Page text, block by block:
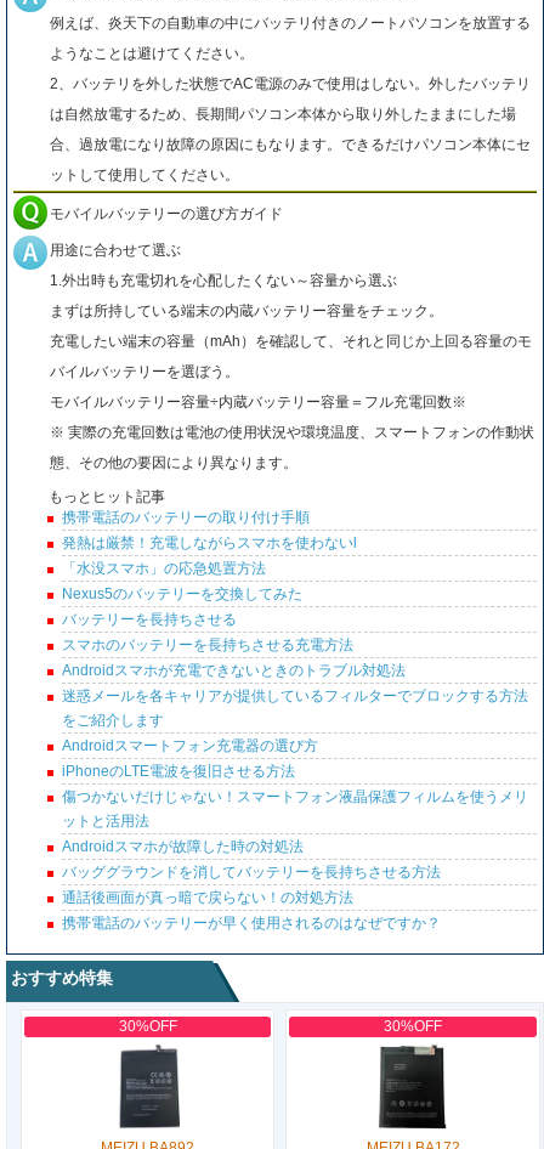
例えば、炎天下の自動車の中にバッテリ付きのノートパソコンを放置する
ようなことは避けてください。
2、バッテリを外した状態でAC電源のみで使用はしない。外したバッテリ
は自然放電するため、長期間パソコン本体から取り外したままにした場
合、過放電になり故障の原因にもなります。できるだけパソコン本体にセ
ットして使用してください。
モバイルバッテリーの選び方ガイド
用途に合わせて選ぶ
1.外出時も充電切れを心配したくない～容量から選ぶ
まずは所持している端末の内蔵バッテリー容量をチェック。
充電したい端末の容量（mAh）を確認して、それと同じか上回る容量のモ
バイルバッテリーを選ぼう。
モバイルバッテリー容量÷内蔵バッテリー容量＝フル充電回数※
※ 実際の充電回数は電池の使用状況や環境温度、スマートフォンの作動状
態、その他の要因により異なります。
もっとヒット記事
携帯電話のバッテリーの取り付け手順
発熱は厳禁！充電しながらスマホを使わないl
「水没スマホ」の応急処置方法
Nexus5のバッテリーを交換してみた
バッテリーを長持ちさせる
スマホのバッテリーを長持ちさせる充電方法
Androidスマホが充電できないときのトラブル対処法
迷惑メールを各キャリアが提供しているフィルターでブロックする方法
をご紹介します
Androidスマートフォン充電器の選び方
iPhoneのLTE電波を復旧させる方法
傷つかないだけじゃない！スマートフォン液晶保護フィルムを使うメリ
ットと活用法
Androidスマホが故障した時の対処法
バッググラウンドを消してバッテリーを長持ちさせる方法
通話後画面が真っ暗で戻らない！の対処方法
携帯電話のバッテリーが早く使用されるのはなぜですか？
おすすめ特集
30%OFF 30%OFF